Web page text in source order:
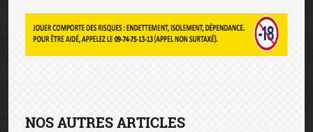
NOS AUTRES ARTICLES